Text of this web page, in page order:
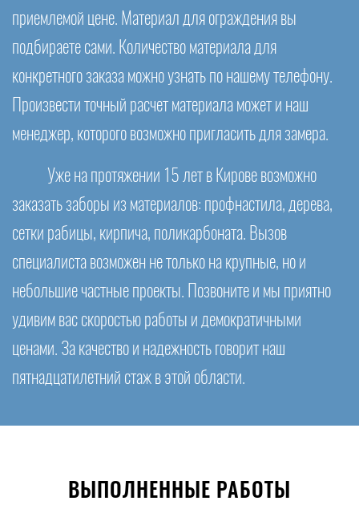
приемлемой цене. Материал для ограждения вы
подбираете сами. Количество материала для
конкретного заказа можно узнать по нашему телефону.
Произвести точный расчет материала может и наш
менеджер, которого возможно пригласить для замера.
Уже на протяжении 15 лет в Кирове возможно
заказать заборы из материалов: профнастила, дерева,
сетки рабицы, кирпича, поликарбоната. Вызов
специалиста возможен не только на крупные, но и
небольшие частные проекты. Позвоните и мы приятно
удивим вас скоростью работы и демократичными
ценами. За качество и надежность говорит наш
пятнадцатилетний стаж в этой области.
ВЫПОЛНЕННЫЕ РАБОТЫ